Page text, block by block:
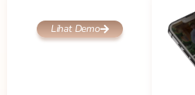
Lihat Demo